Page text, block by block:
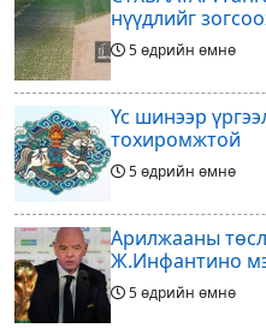
нүүдлийг
дүнгээ өгч
5 өдрийн өмнө
Үс шинээр
тохиромжтой
5 өдрийн өмнө
Арилжааны
Ж.Инфантино
5 өдрийн өмнө